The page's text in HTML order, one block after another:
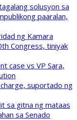
solusyon sa
paaralan,
ng Kamara
Congress, tiniyak
case vs VP Sara,
suportado ng
sa gitna ng mataas
sa Senado